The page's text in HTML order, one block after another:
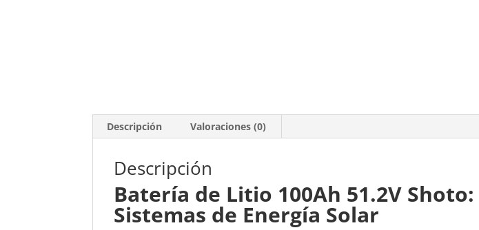
Descripción Valoraciones (0)
Descripción
Batería de Litio 100Ah 51.2V
Sistemas de Energía Solar